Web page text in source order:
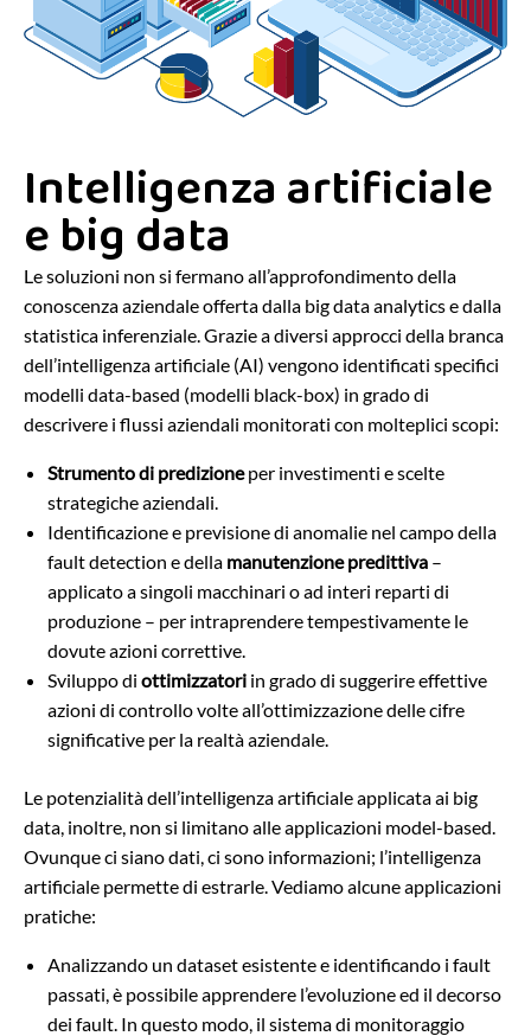
Intelligenza artificiale
e big data
Le soluzioni non si fermano all’approfondimento della
conoscenza aziendale offerta dalla big data analytics e dalla
statistica inferenziale. Grazie a diversi approcci della branca
dell’intelligenza artificiale (AI) vengono identificati specifici
modelli data-based (modelli black-box) in grado di
descrivere i flussi aziendali monitorati con molteplici scopi:
Strumento di predizioneper investimenti e scelte
strategiche aziendali.
Identificazione e previsione di anomalie nel campo della
fault detection e della manutenzione predittiva –
applicato a singoli macchinari o ad interi reparti di
produzione – per intraprendere tempestivamente le
dovute azioni correttive.
Sviluppo di ottimizzatori in grado di suggerire effettive
azioni di controllo volte all’ottimizzazione delle cifre
significative per la realtà aziendale.
Le potenzialità dell’intelligenza artificiale applicata ai big
data, inoltre, non si limitano alle applicazioni model-based.
Ovunque ci siano dati, ci sono informazioni; l’intelligenza
artificiale permette di estrarle. Vediamo alcune applicazioni
pratiche:
Analizzando un dataset esistente e identificando i fault
passati, è possibile apprendere l’evoluzione ed il decorso
dei fault. In questo modo, il sistema di monitoraggio